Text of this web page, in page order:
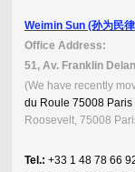
Weimin Sun (孙为民
Office Address:
51, Av. Franklin
(We have recently
du Roule 75008
Roosevelt, 75008
Tel.: +33 1 48 78 66